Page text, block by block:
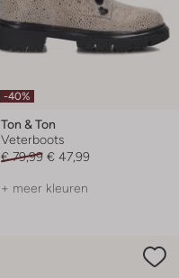
-40%
Ton & Ton
Veterboots
€ 79,99 € 47,99
+ meer kleuren